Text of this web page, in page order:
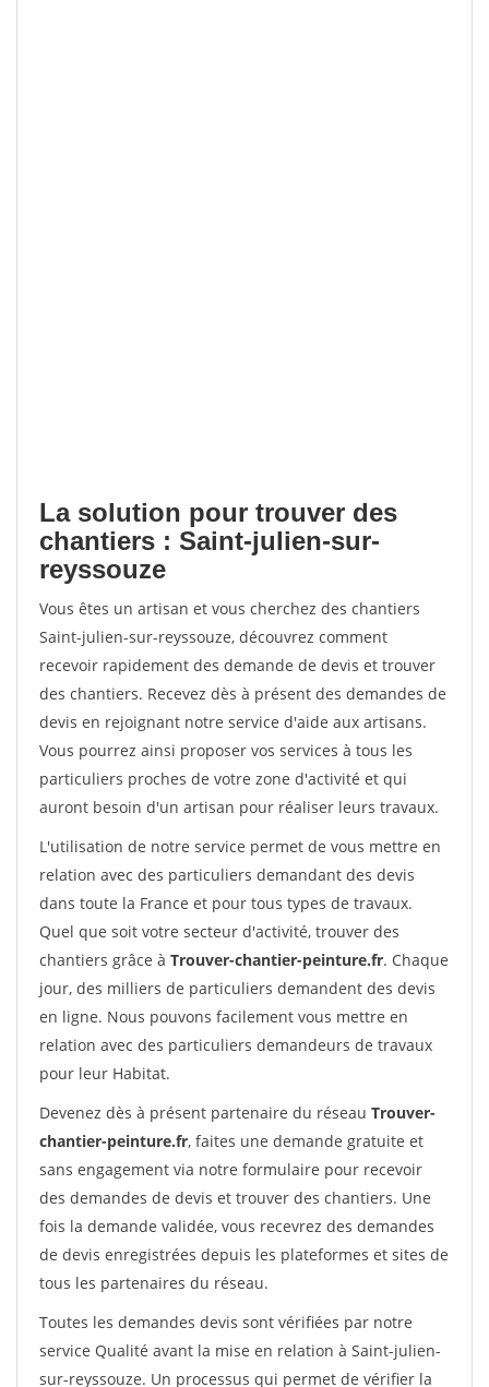
La solution pour trouver des
chantiers : Saint-julien-sur-
reyssouze
Vous êtes un artisan et vous cherchez des chantiers
Saint-julien-sur-reyssouze, découvrez comment
recevoir rapidement des demande de devis et trouver
des chantiers. Recevez dès à présent des demandes de
devis en rejoignant notre service d'aide aux artisans.
Vous pourrez ainsi proposer vos services à tous les
particuliers proches de votre zone d'activité et qui
auront besoin d'un artisan pour réaliser leurs travaux.
L'utilisation de notre service permet de vous mettre en
relation avec des particuliers demandant des devis
dans toute la France et pour tous types de travaux.
Quel que soit votre secteur d'activité, trouver des
chantiers grâce à Trouver-chantier-peinture.fr. Chaque
jour, des milliers de particuliers demandent des devis
en ligne. Nous pouvons facilement vous mettre en
relation avec des particuliers demandeurs de travaux
pour leur Habitat.
Devenez dès à présent partenaire du réseau Trouver-
chantier-peinture.fr, faites une demande gratuite et
sans engagement via notre formulaire pour recevoir
des demandes de devis et trouver des chantiers. Une
fois la demande validée, vous recevrez des demandes
de devis enregistrées depuis les plateformes et sites de
tous les partenaires du réseau.
Toutes les demandes devis sont vérifiées par notre
service Qualité avant la mise en relation à Saint-julien-
sur-reyssouze. Un processus qui permet de vérifier la